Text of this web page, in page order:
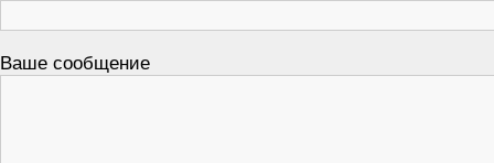
Ваше сообщение